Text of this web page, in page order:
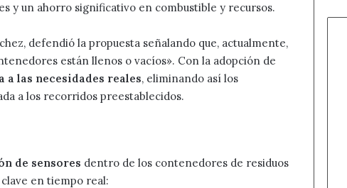
y un ahorro significativo en combustible y recursos.
defendió la propuesta señalando que, actualmente,
están llenos o vacíos». Con la adopción de
a las necesidades reales, eliminando así los
a los recorridos preestablecidos.
de sensores dentro de los contenedores de residuos
en tiempo real: